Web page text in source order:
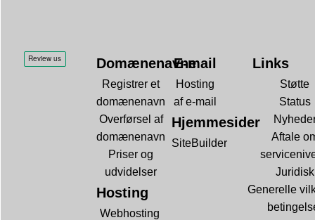
Domænenavne
Registrer et
domænenavn
Overførsel af
domænenavn
Priser og
udvidelser
Hosting
Webhosting
E-mail
Hosting
af e-mail
Hjemmesider
SiteBuilder
Links
Støtte
Status
Aftale
Juridisk
Generelle